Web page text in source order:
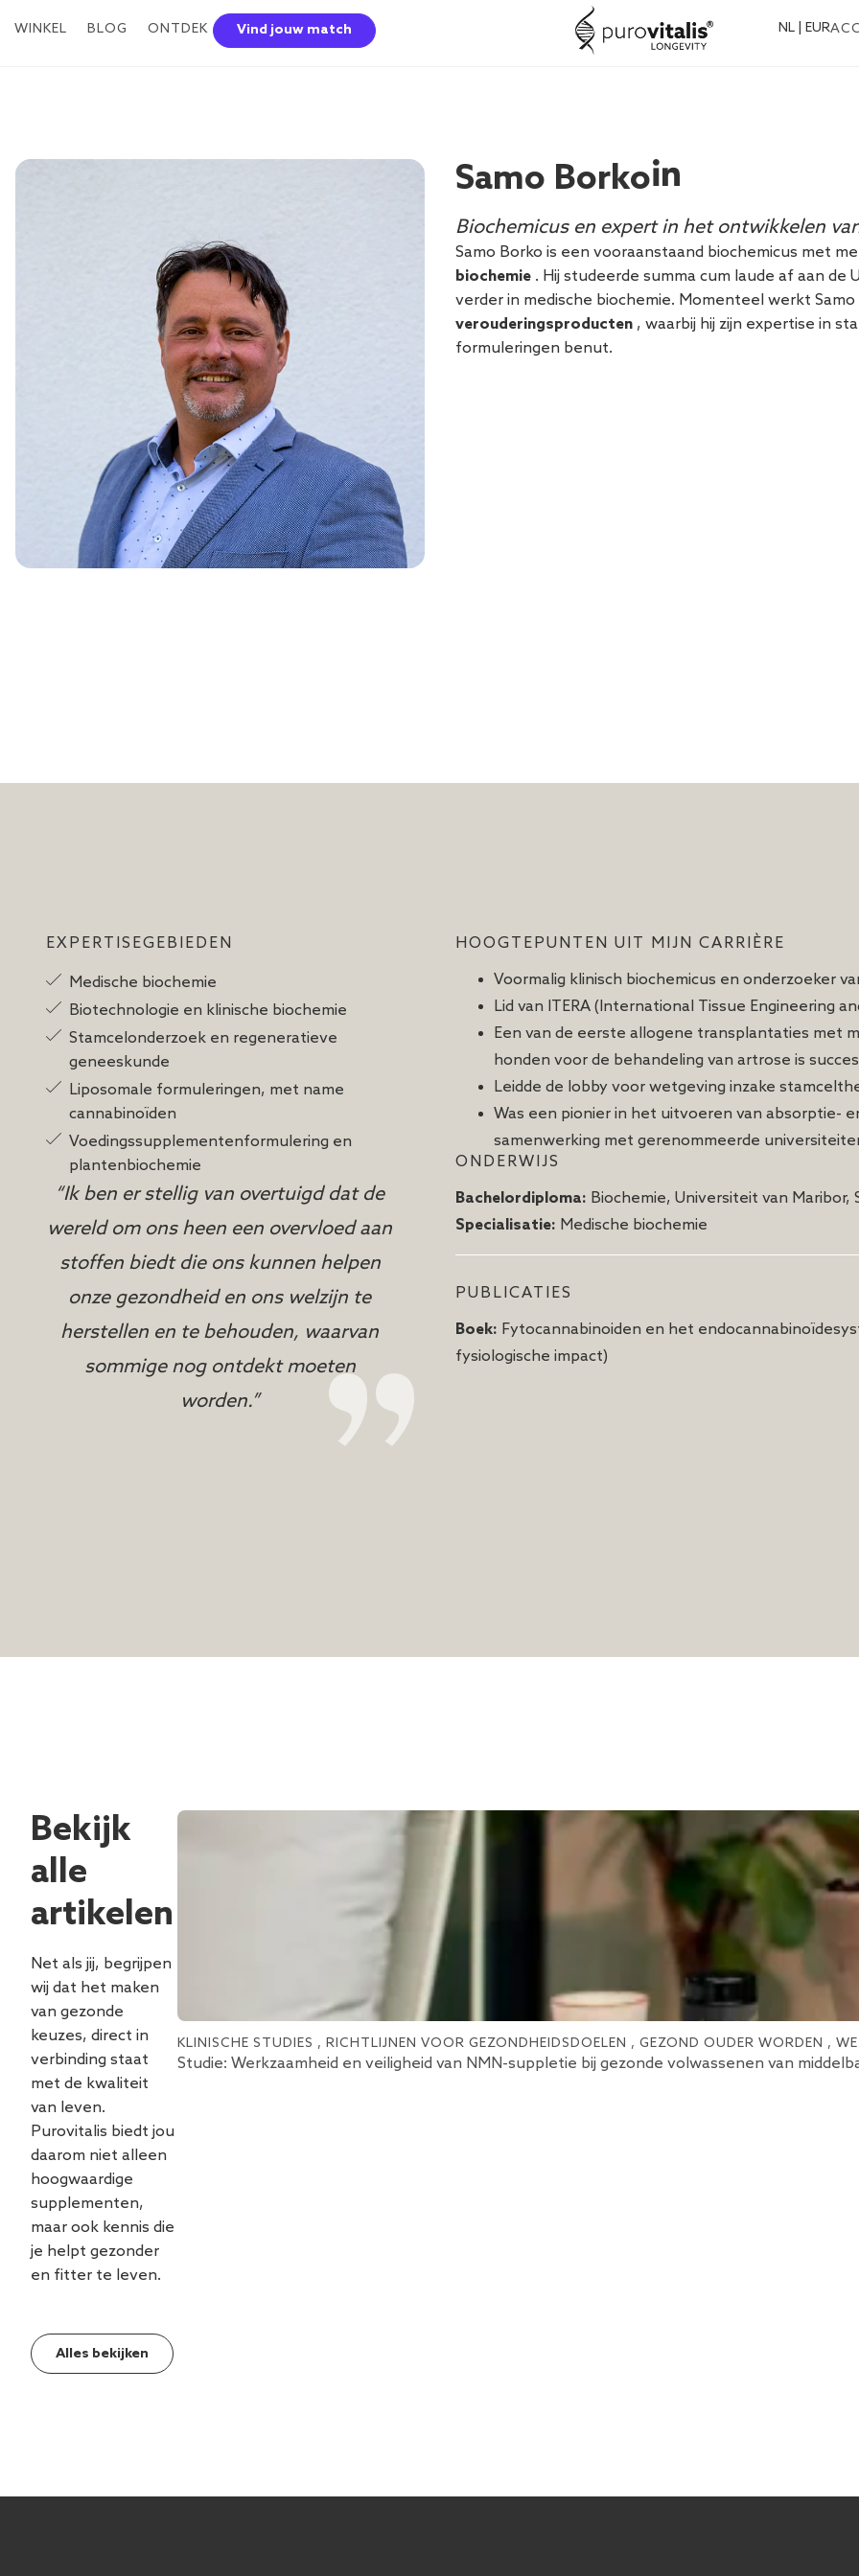
WINKEL BLOG ONTDEK Vind jouw match NL | EUR
Samo Borko
Biochemicus en expert in het ontwikkelen
Samo Borko is een vooraanstaand biochemicus met
biochemie. Hij studeerde summa cum laude af aan de
verder in medische biochemie. Momenteel werkt Samo
verouderingsproducten, waarbij hij zijn expertise in
formuleringen benut.
EXPERTISEGEBIEDEN
Medische biochemie
Biotechnologie en klinische biochemie
Stamcelonderzoek en regeneratieve
geneeskunde
Liposomale formuleringen, met name
cannabinoïden
Voedingssupplementenformulering en
plantenbiochemie
“Ik ben er stellig van overtuigd dat de
wereld om ons heen een overvloed aan
stoffen biedt die ons kunnen helpen
onze gezondheid en ons welzijn te
herstellen en te behouden, waarvan
sommige nog ontdekt moeten
worden.”
HOOGTEPUNTEN UIT MIJN CARRIÈRE
Voormalig klinisch biochemicus en onderzoeker
Lid van ITERA (International Tissue Engineering
Een van de eerste allogene transplantaties met
honden voor de behandeling van artrose is
Leidde de lobby voor wetgeving inzake
Was een pionier in het uitvoeren van absorptie-
samenwerking met gerenommeerde
ONDERWIJS
Bachelordiploma: Biochemie, Universiteit van Maribor,
Specialisatie: Medische biochemie
PUBLICATIES
Boek: Fytocannabinoiden en het
fysiologische impact)
Bekijk
alle
artikelen
Net als jij, begrijpen
wij dat het maken
van gezonde
keuzes, direct in
verbinding staat
met de kwaliteit
van leven.
Purovitalis biedt jou
daarom niet alleen
hoogwaardige
supplementen,
maar ook kennis die
je helpt gezonder
en fitter te leven.
Alles bekijken
KLINISCHE STUDIES , RICHTLIJNEN VOOR GEZONDHEIDSDOELEN , GEZOND OUDER WORDEN ,
Studie: Werkzaamheid en veiligheid van NMN-suppletie bij gezonde volwassenen van